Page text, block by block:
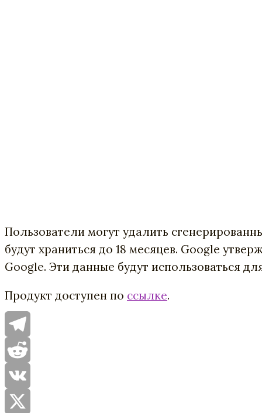
Пользователи могут удалить
будут храниться до 18 месяцев. Google
Google. Эти данные будут использоваться
Продукт доступен по ссылке.
Telegram
Reddit
VK